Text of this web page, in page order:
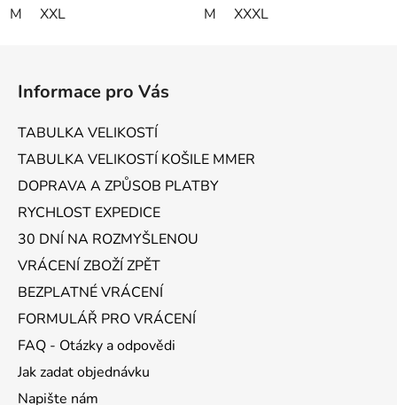
M XXL M XXXL
Informace pro Vás
TABULKA VELIKOSTÍ
TABULKA VELIKOSTÍ KOŠILE MMER
DOPRAVA A ZPŮSOB PLATBY
RYCHLOST EXPEDICE
30 DNÍ NA ROZMYŠLENOU
VRÁCENÍ ZBOŽÍ ZPĚT
BEZPLATNÉ VRÁCENÍ
FORMULÁŘ PRO VRÁCENÍ
FAQ - Otázky a odpovědi
Jak zadat objednávku
Napište nám